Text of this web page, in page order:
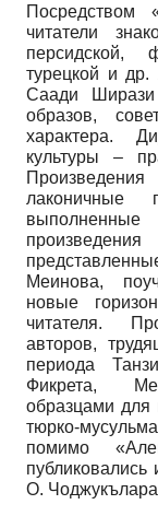
Посредством
читатели
персидской,
турецкой и др.
Саади Ширази
образов,
характера.
культуры –
Меинова,
новые
читателя.
авторов,
периода
Фикрета,
образцами для
тюрко-
помимо
О.